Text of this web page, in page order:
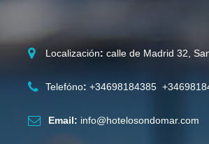
Localización: calle de Madrid 32,
Telefóno: +34698184385
Email: info@hotelosondomar.com